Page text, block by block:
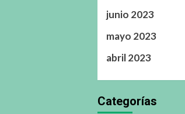
junio 2023
mayo 2023
abril 2023
Categorías